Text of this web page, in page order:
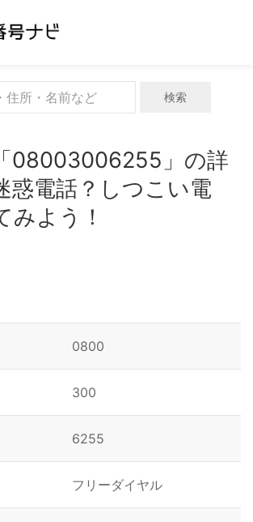
検索
08003006255」の詳
惑電話？しつこい電
みよう！
0800
300
6255
フリーダイヤル